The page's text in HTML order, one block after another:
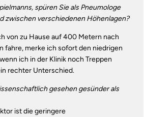
spüren Sie als Pneumologe
zwischen verschiedenen Höhen­lagen?
von zu Hause auf 400 Metern nach
fahre, merke ich sofort den niedrigen
ich in der Klinik noch Treppen
rechter Unterschied.
gesehen gesünder als
ist die geringere